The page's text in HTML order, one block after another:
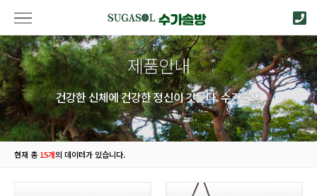
제품안내
건강한 신체에 건강한 정신이 깃든다. 수가솔방
현재 총 15개의 데이터가 있습니다.